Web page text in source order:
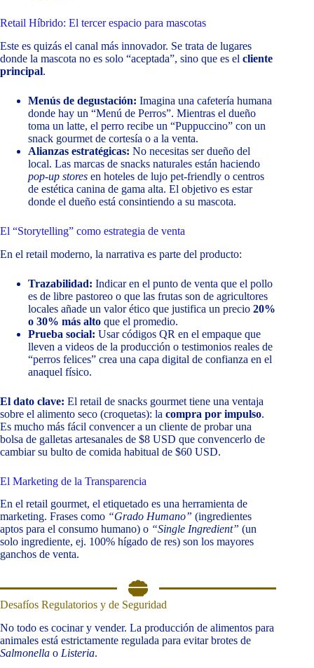
Retail Híbrido: El tercer espacio para mascotas
Este es quizás el canal más innovador. Se trata de lugares
donde la mascota no es solo “aceptada”, sino que es el cliente
principal.
Menús de degustación: Imagina una cafetería humana
donde hay un “Menú de Perros”. Mientras el dueño
toma un latte, el perro recibe un “Puppuccino” con un
snack gourmet de cortesía o a la venta.
Alianzas estratégicas: No necesitas ser dueño del
local. Las marcas de snacks naturales están haciendo
pop-up stores en hoteles de lujo pet-friendly o centros
de estética canina de gama alta. El objetivo es estar
donde el dueño está consintiendo a su mascota.
El “Storytelling” como estrategia de venta
En el retail moderno, la narrativa es parte del producto:
Trazabilidad: Indicar en el punto de venta que el pollo
es de libre pastoreo o que las frutas son de agricultores
locales añade un valor ético que justifica un precio 20%
o 30% más alto que el promedio.
Prueba social: Usar códigos QR en el empaque que
lleven a videos de la producción o testimonios reales de
“perros felices” crea una capa digital de confianza en el
anaquel físico.
El dato clave: El retail de snacks gourmet tiene una ventaja
sobre el alimento seco (croquetas): la compra por impulso.
Es mucho más fácil convencer a un cliente de probar una
bolsa de galletas artesanales de $8 USD que convencerlo de
cambiar su bulto de comida habitual de $60 USD.
El Marketing de la Transparencia
En el retail gourmet, el etiquetado es una herramienta de
marketing. Frases como “Grado Humano” (ingredientes
aptos para el consumo humano) o “Single Ingredient” (un
solo ingrediente, ej. 100% hígado de res) son los mayores
ganchos de venta.
Desafíos Regulatorios y de Seguridad
No todo es cocinar y vender. La producción de alimentos para
animales está estrictamente regulada para evitar brotes de
Salmonella o Listeria.